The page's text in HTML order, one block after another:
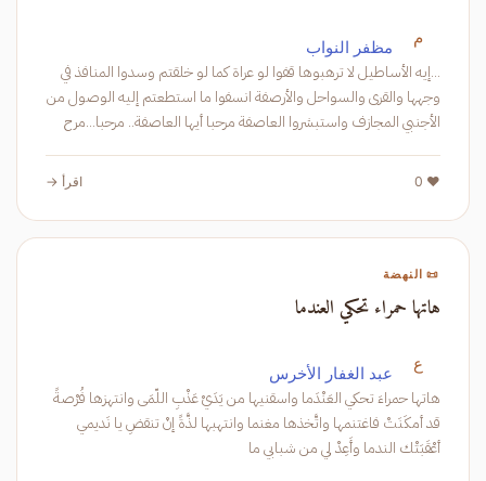
م مظفر النواب
...إيه الأساطيل لا ترهبوها قفوا لو عراة كما لو خلقتم وسدوا المنافذ في
وجهها والقرى والسواحل والأرصفة انسفوا ما استطعتم إليه الوصول من
الأجنبي المجازف واستبشروا العاصفة مرحبا أيها العاصفة.. مرحبا...مرح
❤️ 0 اقرأ →
📜 النهضة
هاتها حمراء تحكي العندما
ع عبد الغفار الأخرس
هاتها حمراءَ تحكي العَنْدَما واسقنيها من يَدَيْ عَذْبِ اللّمَى وانتهزها فُرْصةً
قد أمكَنَتْ فاغتنمها واتَّخذها مغنما وانتهبها لذَّةً إنْ تنقضِ يا نَديمي
أعْقَبَتْك الندما وأَعِدْ لي من شبابي ما